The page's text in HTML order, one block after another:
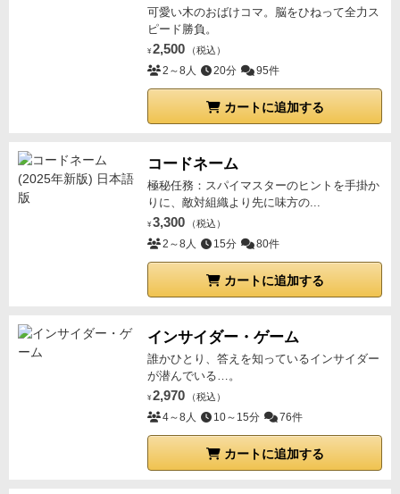
可愛い木のおばけコマ。脳をひねって全力ス
ピード勝負。
¥ 2,500 （税込）
2～8人 20分 95件
カートに追加する
コードネーム
極秘任務：スパイマスターのヒントを手掛か
りに、敵対組織より先に味方の...
¥ 3,300 （税込）
2～8人 15分 80件
カートに追加する
インサイダー・ゲーム
誰かひとり、答えを知っているインサイダー
が潜んでいる…。
¥ 2,970 （税込）
4～8人 10～15分 76件
カートに追加する